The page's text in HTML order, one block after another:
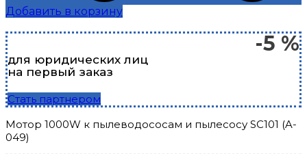
Добавить в корзину
-5 %
для юридических лиц
на первый заказ
Стать партнером
Мотор 1000W к пылеводососам и пылесосу SC101 (A-
049)